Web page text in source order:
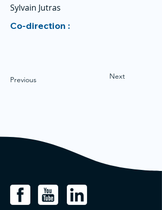
Sylvain Jutras
Co-direction :
Previous Next